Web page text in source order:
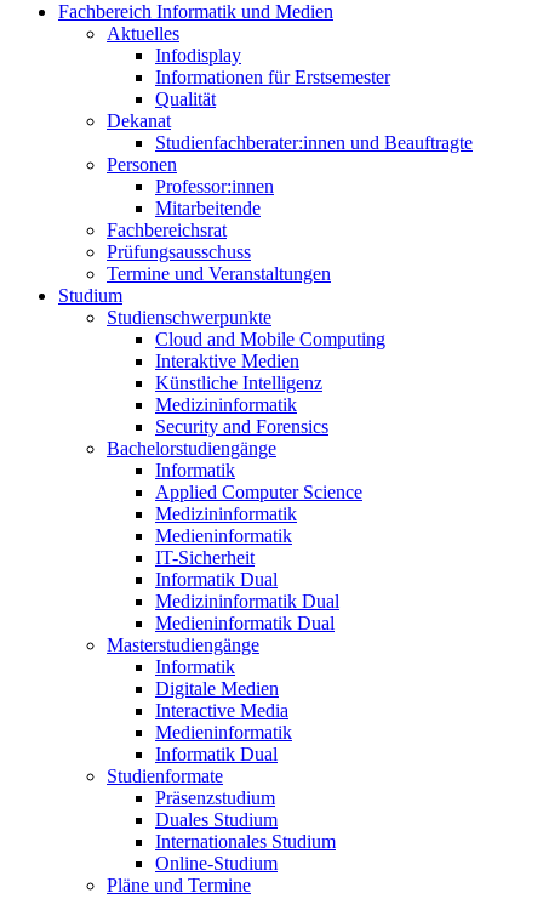
Fachbereich Informatik und Medien
Aktuelles
Infodisplay
Informationen für Erstsemester
Qualität
Dekanat
Studienfachberater:innen und Beauftragte
Personen
Professor:innen
Mitarbeitende
Fachbereichsrat
Prüfungsausschuss
Termine und Veranstaltungen
Studium
Studienschwerpunkte
Cloud and Mobile Computing
Interaktive Medien
Künstliche Intelligenz
Medizininformatik
Security and Forensics
Bachelorstudiengänge
Informatik
Applied Computer Science
Medizininformatik
Medieninformatik
IT-Sicherheit
Informatik Dual
Medizininformatik Dual
Medieninformatik Dual
Masterstudiengänge
Informatik
Digitale Medien
Interactive Media
Medieninformatik
Informatik Dual
Studienformate
Präsenzstudium
Duales Studium
Internationales Studium
Online-Studium
Pläne und Termine